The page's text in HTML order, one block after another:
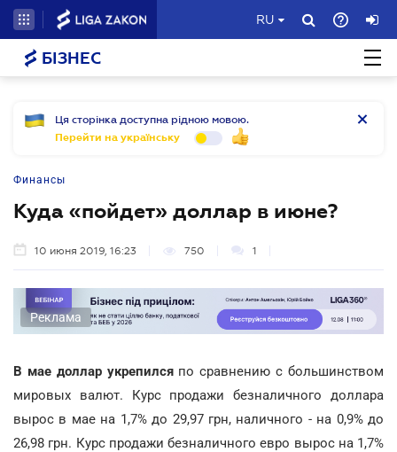
RU
БІЗНЕС
Ця сторінка доступна рідною мовою.
Перейти на українську
Финансы
Куда «пойдет» доллар в июне?
10 июня 2019, 16:23 750 1
Реклама
В мае доллар укрепилсяпо сравнению с большинством
мировых валют. Курс продажи безналичного доллара
вырос в мае на 1,7% до 29,97 грн, наличного - на 0,9% до
26,98 грн. Курс продажи безналичного евро вырос на 1,7%